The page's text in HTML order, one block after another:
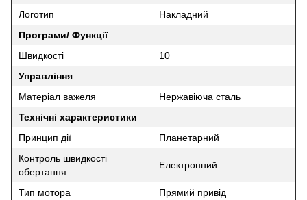
Логотип
Накладний
Програми/ Функції
Швидкості
10
Управління
Матеріал важеля
Нержавіюча сталь
Технічні характеристики
Принцип дії
Планетарний
Контроль швидкості
обертання
Електронний
Тип мотора
Прямий привід